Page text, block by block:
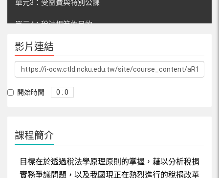
單元3：受益費與特別公課
單元4：稅法規範的目的
單元5：稅法規範的基本原則
單元6：依法課稅原則及構成要件法定原則
單元7：法律明確性原則及效果法定原則
單元9：量能與普遍所得課稅原則
單元10：全部所得課稅與實現原則
影片連結
開始時間 0 : 0
課程簡介
目標在於透過稅法學原理原則的掌握，藉以分析稅捐
實務爭議問題，以及我國現正在熱烈進行的稅捐改革